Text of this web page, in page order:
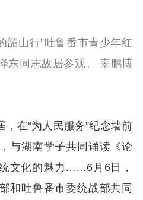
韶山行”吐鲁番市青少年红
东同志故居参观。 辜鹏博
，在“为人民服务”纪念墙前
与湖南学子共同诵读《论
文化的魅力……6月6日，
和吐鲁番市委统战部共同